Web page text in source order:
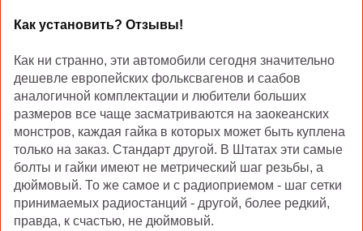
Как установить? Отзывы!
Как ни странно, эти автомобили сегодня значительно
дешевле европейских фольксвагенов и саабов
аналогичной комплектации и любители больших
размеров все чаще засматриваются на заокеанских
монстров, каждая гайка в которых может быть куплена
только на заказ. Стандарт другой. В Штатах эти самые
болты и гайки имеют не метрический шаг резьбы, а
дюймовый. То же самое и с радиоприемом - шаг сетки
принимаемых радиостанций - другой, более редкий,
правда, к счастью, не дюймовый.